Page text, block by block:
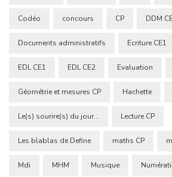
Codéo concours CP DDM
Documents administratifs Ecriture CE1
EDL CE1 EDL CE2 Evaluation
Géométrie et mesures CP Hachette
Le(s) sourire(s) du jour... Lecture CP
Les blablas de Define maths CP
Mdi MHM Musique